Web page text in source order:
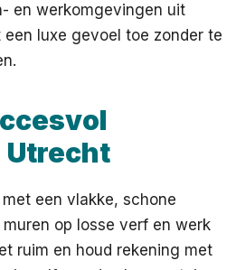
en werkomgevingen uit
luxe gevoel toe zonder te
Utrecht
een vlakke, schone
op losse verf en werk
ruim en houd rekening met